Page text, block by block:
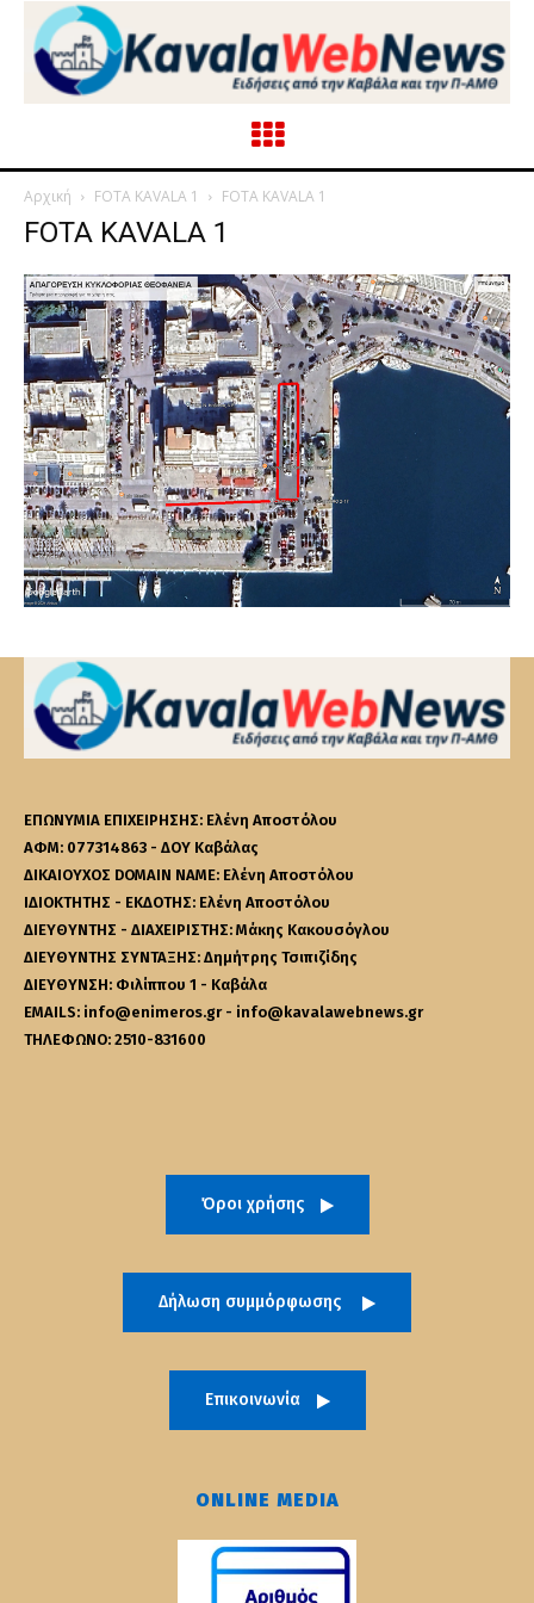
Αρχική FOTA KAVALA 1 FOTA KAVALA 1
FOTA KAVALA 1
ΕΠΩΝΥΜΙΑ ΕΠΙΧΕΙΡΗΣΗΣ: Ελένη Αποστόλου
ΑΦΜ: 077314863 - ΔΟΥ Καβάλας
ΔΙΚΑΙΟΥΧΟΣ DOMAIN NAME: Ελένη Αποστόλου
ΙΔΙΟΚΤΗΤΗΣ - ΕΚΔΟΤΗΣ: Ελένη Αποστόλου
ΔΙΕΥΘΥΝΤΗΣ - ΔΙΑΧΕΙΡΙΣΤΗΣ: Μάκης Κακουσόγλου
ΔΙΕΥΘΥΝΤΗΣ ΣΥΝΤΑΞΗΣ: Δημήτρης Τσιπιζίδης
ΔΙΕΥΘΥΝΣΗ: Φιλίππου 1 - Καβάλα
EMAILS: info@enimeros.gr - info@kavalawebnews.gr
ΤΗΛΕΦΩΝΟ: 2510-831600
Όροι χρήσης
Δήλωση συμμόρφωσης
Επικοινωνία
ONLINE MEDIA